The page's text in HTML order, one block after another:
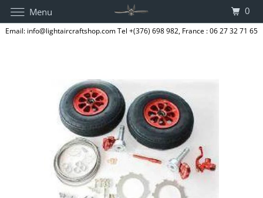
Email: info@lightaircraftshop.com Tel +(376) 698 982, France : 06 27 32 71 65
Menu 0